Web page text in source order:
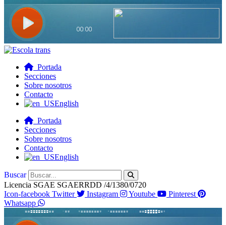
Portada
Secciones
Sobre nosotros
Contacto
English
Portada
Secciones
Sobre nosotros
Contacto
English
Buscar
Licencia SGAE SGAERRDD /4/1380/0720
Icon-facebook Twitter Instagram Youtube
Pinterest
Whatsapp